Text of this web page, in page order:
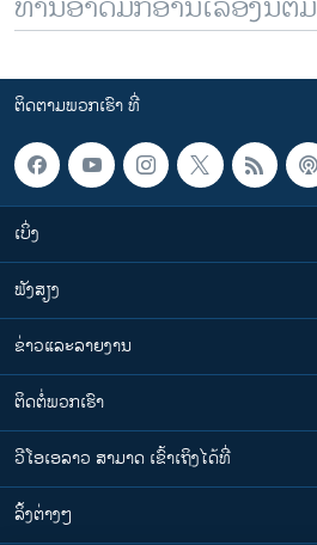
ຕິດຕາມພວກເຮົາ ທີ່
ເບິ່ງ
ຟັງສຽງ
ຂ່າວແລະລາຍງານ
ຕິດຕໍ່ພວກເຮົາ
ວີໂອເອລາວ ສາມາດ ເຂົ້າເຖິງໄດ້ທີ່
​ລິ້ງ​ຕ່າງໆ